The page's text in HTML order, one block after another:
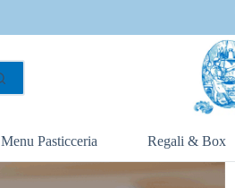
Menu Pasticceria Regali & Box